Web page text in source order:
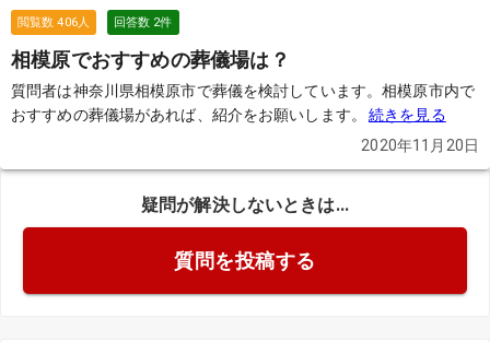
閲覧数406人 回答数 2件
相模原でおすすめの葬儀場は？
質問者は神奈川県相模原市で葬儀を検討しています。相模原市内で
おすすめの葬儀場があれば、紹介をお願いします。
続きを見る
2020年11月20日
疑問が解決しないときは...
質問を投稿する